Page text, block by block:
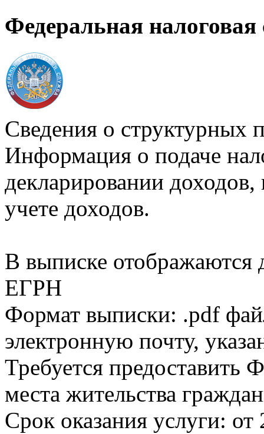
Федеральная налоговая
Сведения о структурных
Информация о подаче
декларировании доходов,
учете доходов.
В выписке
ЕГРН
Формат выписки: .pdf
электронную почту,
Требуется
места жительства
Срок оказания услуги: от